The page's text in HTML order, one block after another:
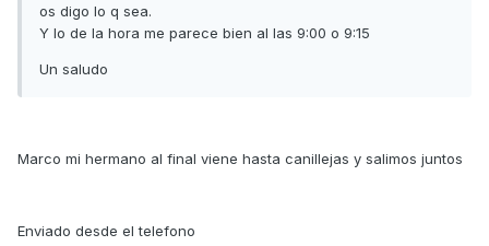
os digo lo q sea.
Y lo de la hora me parece bien al las 9:00 o 9:15
Un saludo
Marco mi hermano al final viene hasta canillejas y salimos juntos
Enviado desde el telefono